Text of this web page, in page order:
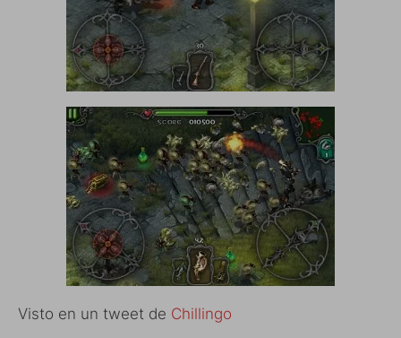
Visto en un tweet de Chillingo